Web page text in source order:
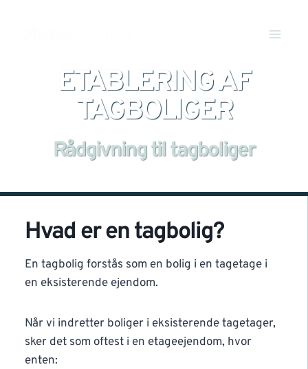
ETABLERING AF
TAGBOLIGER
Rådgivning til tagboliger
Hvad er en tagbolig?
En tagbolig forstås som en bolig i en tagetage i
en eksisterende ejendom.
Når vi indretter boliger i eksisterende tagetager,
sker det som oftest i en etageejendom, hvor
enten: